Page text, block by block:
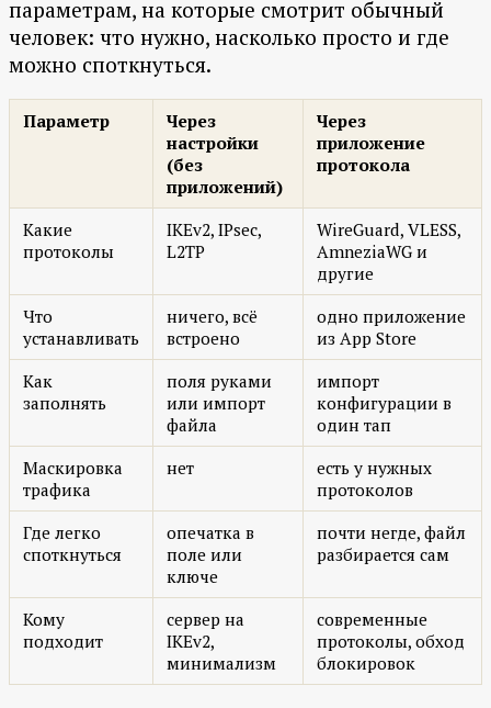
параметрам, на которые смотрит обычный
человек: что нужно, насколько просто и где
можно споткнуться.
Параметр
Через
настройки
(без
приложений)
Через
приложение
протокола
Какие
протоколы
IKEv2, IPsec,
L2TP
WireGuard, VLESS,
AmneziaWG и
другие
Что
устанавливать
ничего, всё
встроено
одно приложение
из App Store
Как
заполнять
поля руками
или импорт
файла
импорт
конфигурации в
один тап
Маскировка
трафика
нет
есть у нужных
протоколов
Где легко
споткнуться
опечатка в
поле или
ключе
почти негде, файл
разбирается сам
Кому
подходит
сервер на
IKEv2,
минимализм
современные
протоколы, обход
блокировок